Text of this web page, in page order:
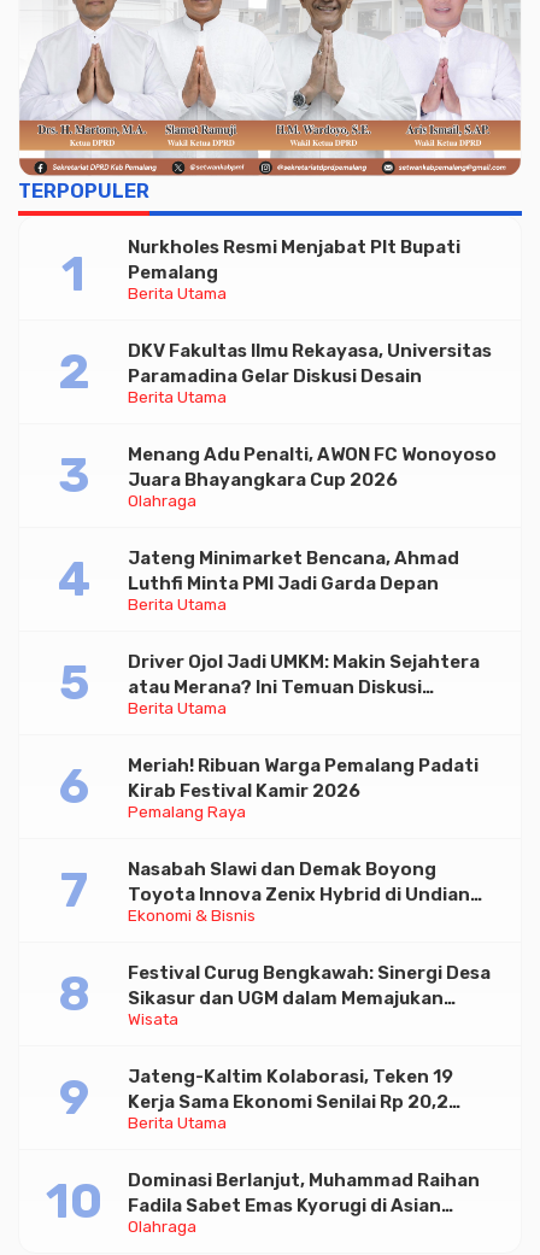
TERPOPULER
Berita Utama
Nurkholes Resmi Menjabat Plt Bupati
Pemalang
Berita Utama
DKV Fakultas Ilmu Rekayasa, Universitas
Paramadina Gelar Diskusi Desain
Olahraga
Menang Adu Penalti, AWON FC Wonoyoso
Juara Bhayangkara Cup 2026
Berita Utama
Jateng Minimarket Bencana, Ahmad
Luthfi Minta PMI Jadi Garda Depan
Berita Utama
Driver Ojol Jadi UMKM: Makin Sejahtera
atau Merana? Ini Temuan Diskusi
Paramadina
Pemalang Raya
Meriah! Ribuan Warga Pemalang Padati
Kirab Festival Kamir 2026
Ekonomi & Bisnis
Nasabah Slawi dan Demak Boyong
Toyota Innova Zenix Hybrid di Undian
Tabungan Bima Bank Jateng
Wisata
Festival Curug Bengkawah: Sinergi Desa
Sikasur dan UGM dalam Memajukan
Wisata serta UMKM Lokal
Berita Utama
Jateng-Kaltim Kolaborasi, Teken 19
Kerja Sama Ekonomi Senilai Rp 20,2
Triliun
Olahraga
Dominasi Berlanjut, Muhammad Raihan
Fadila Sabet Emas Kyorugi di Asian
Taekwondo Indonesia Open 2026